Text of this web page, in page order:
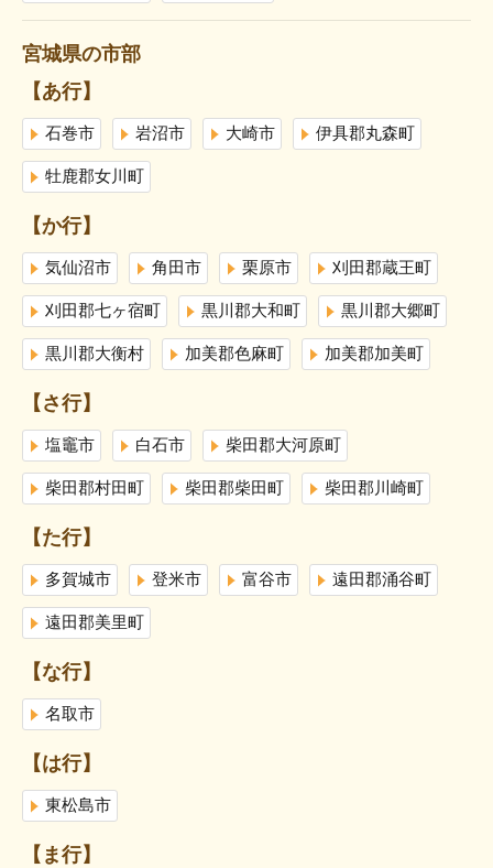
宮城県の市部
【あ行】
石巻市 岩沼市 大崎市 伊具郡丸森町
牡鹿郡女川町
【か行】
気仙沼市 角田市 栗原市 刈田郡蔵王町
刈田郡七ヶ宿町 黒川郡大和町 黒川郡大郷町
黒川郡大衡村 加美郡色麻町 加美郡加美町
【さ行】
塩竈市 白石市 柴田郡大河原町
柴田郡村田町 柴田郡柴田町 柴田郡川崎町
【た行】
多賀城市 登米市 富谷市 遠田郡涌谷町
遠田郡美里町
【な行】
名取市
【は行】
東松島市
【ま行】